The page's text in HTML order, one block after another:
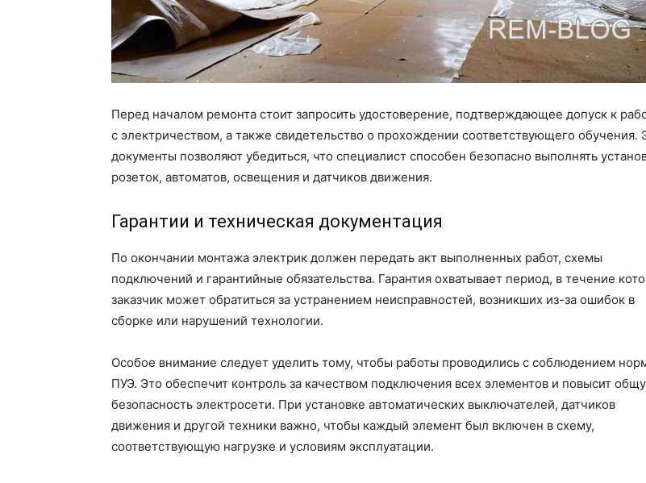
Перед началом ремонта стоит запросить удостоверение, подтверждающее допуск к
с электричеством, а также свидетельство о прохождении соответствующего обучения.
документы позволяют убедиться, что специалист способен безопасно выполнять
розеток, автоматов, освещения и датчиков движения.
Гарантии и техническая документация
По окончании монтажа электрик должен передать акт выполненных работ, схемы
подключений и гарантийные обязательства. Гарантия охватывает период, в течение
заказчик может обратиться за устранением неисправностей, возникших из-за ошибок в
сборке или нарушений технологии.
Особое внимание следует уделить тому, чтобы работы проводились с соблюдением
ПУЭ. Это обеспечит контроль за качеством подключения всех элементов и повысит
безопасность электросети. При установке автоматических выключателей, датчиков
движения и другой техники важно, чтобы каждый элемент был включен в схему,
соответствующую нагрузке и условиям эксплуатации.